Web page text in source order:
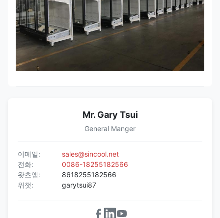
Mr. Gary Tsui
General Manger
이메일:
sales@sincool.net
전화:
0086-18255182566
왓츠앱:
8618255182566
위챗:
garytsui87